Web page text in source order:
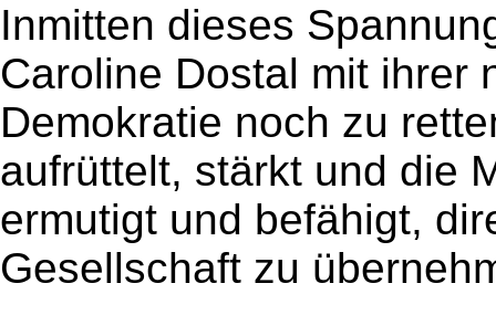
Inmitten dieses
Caroline Dostal mit ihrer
Demokratie noch zu
aufrüttelt, stärkt und die
ermutigt und befähigt,
Gesellschaft zu